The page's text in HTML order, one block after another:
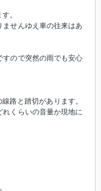
。
せんゆえ車の往来はあ
すので突然の雨でも安心
路と踏切があります。
くらいの音量か現地に